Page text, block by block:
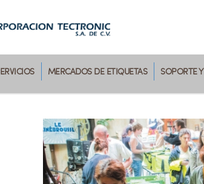
MERCADOS DE ETIQUETAS SOPORTE